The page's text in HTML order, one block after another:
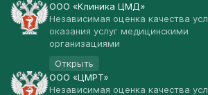
ООО «Клиника ЦМД»
Независимая оценка качества
оказания услуг медицинскими
организациями
Открыть
ООО «ЦМРТ»
Независимая оценка качества